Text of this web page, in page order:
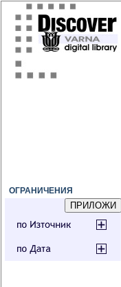
ОГРАНИЧЕНИЯ